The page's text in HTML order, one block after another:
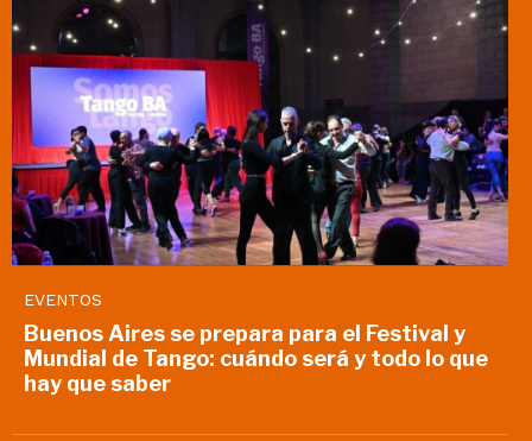
EVENTOS
Buenos Aires se prepara para el Festival y
Mundial de Tango: cuándo será y todo lo que
hay que saber